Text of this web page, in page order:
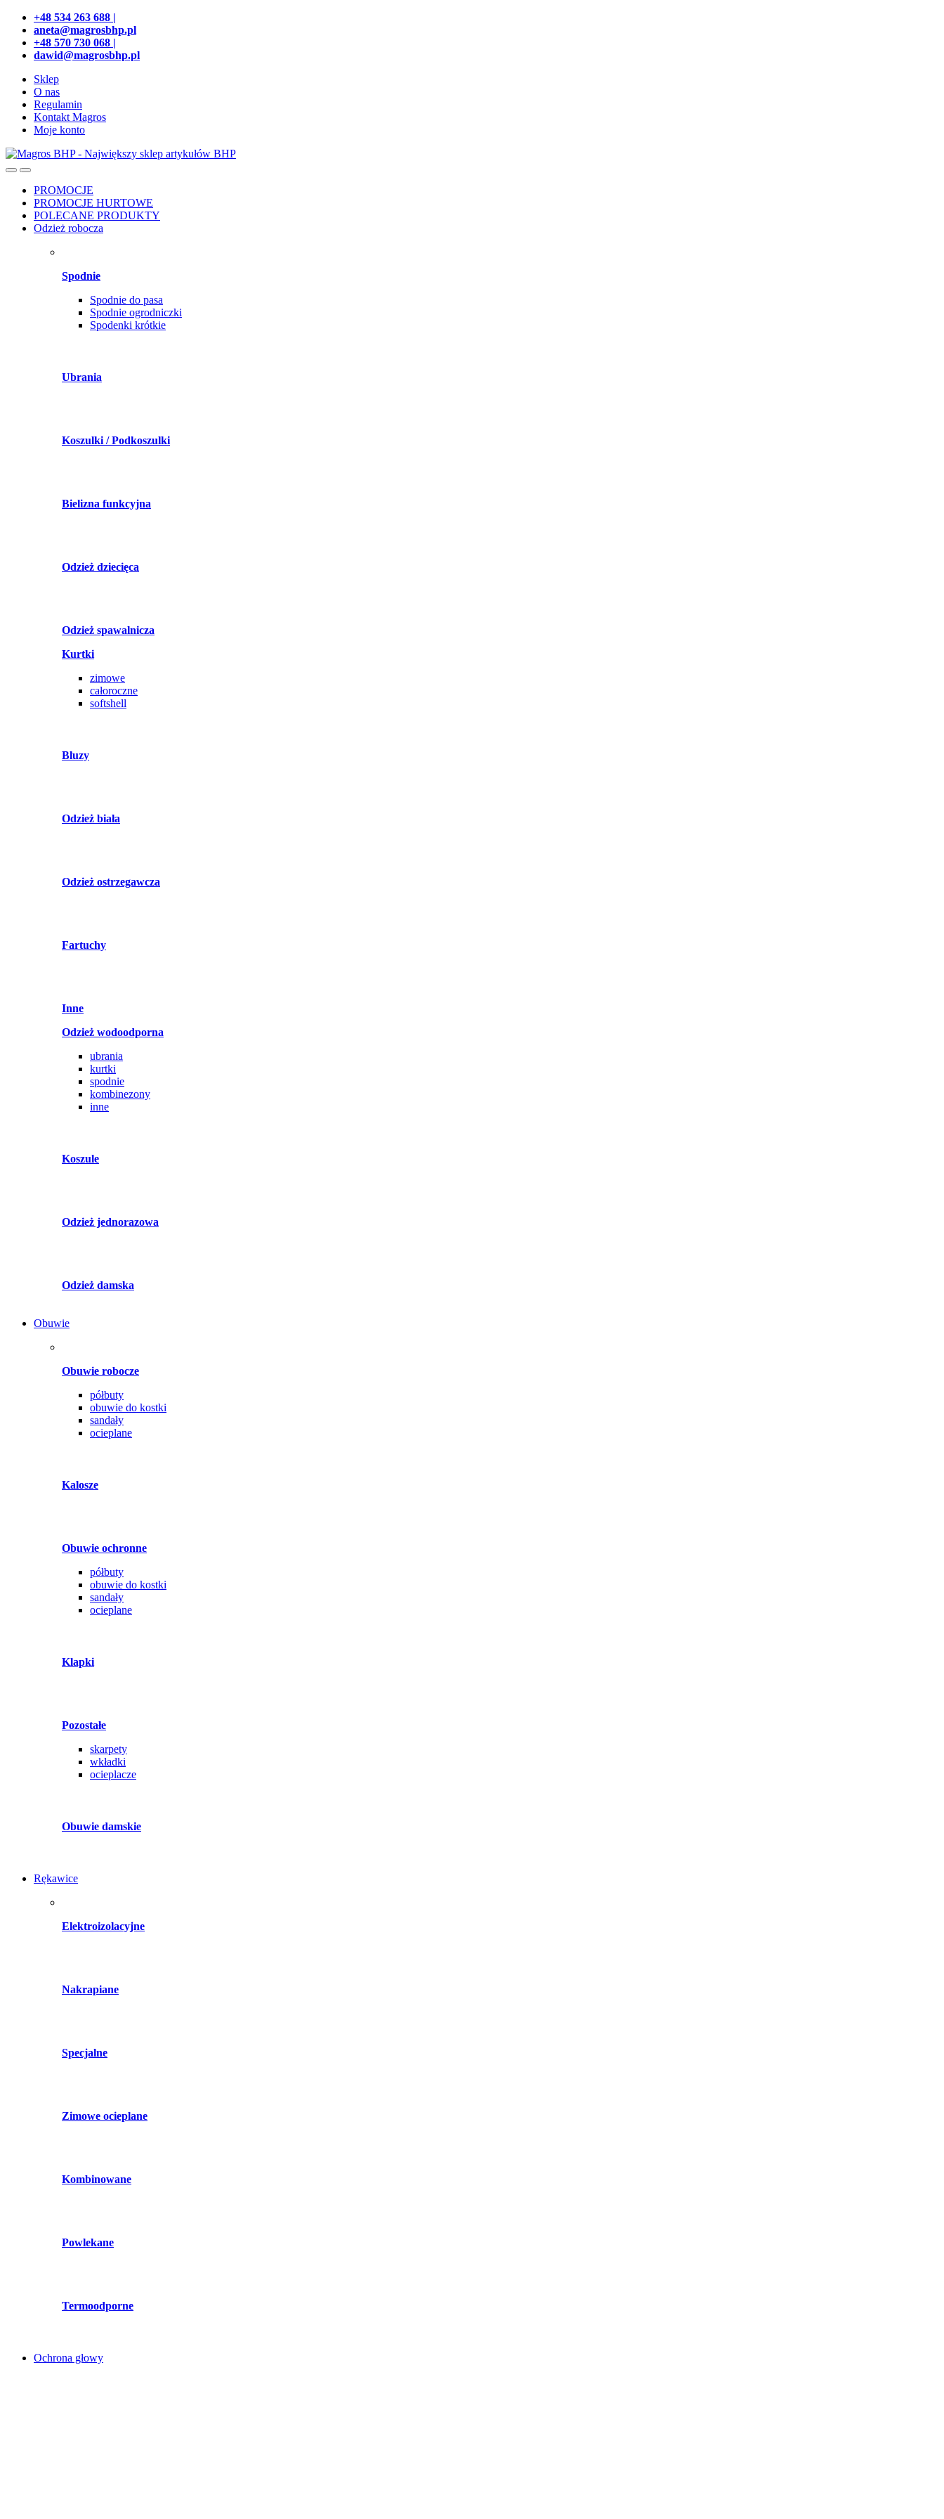
Przejdź
nawigacji
Przeskocz
treści
+48 534 263 688 |
aneta@magrosbhp.pl
+48 570 730 068 |
dawid@magrosbhp.pl
Sklep
O nas
Regulamin
Kontakt Magros
Moje konto
PROMOCJE
PROMOCJE HURTOWE
POLECANE PRODUKTY
Odzież robocza
Spodnie
Spodnie do pasa
Spodnie ogrodniczki
Spodenki krótkie
Ubrania
Koszulki / Podkoszulki
Bielizna funkcyjna
Odzież dziecięca
Odzież spawalnicza
Kurtki
zimowe
całoroczne
softshell
Bluzy
Odzież biała
Odzież ostrzegawcza
Fartuchy
Inne
Odzież wodoodporna
ubrania
kurtki
spodnie
kombinezony
inne
Koszule
Odzież jednorazowa
Odzież damska
Obuwie
Obuwie robocze
półbuty
obuwie do kostki
sandały
ocieplane
Kalosze
Obuwie ochronne
półbuty
obuwie do kostki
sandały
ocieplane
Klapki
Pozostałe
skarpety
wkładki
ocieplacze
Obuwie damskie
Rękawice
Elektroizolacyjne
Nakrapiane
Specjalne
Zimowe ocieplane
Kombinowane
Powlekane
Termoodporne
Ochrona głowy